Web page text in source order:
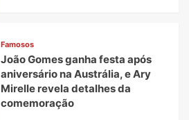
Famosos
João Gomes ganha festa após
aniversário na Austrália, e Ary
Mirelle revela detalhes da
comemoração